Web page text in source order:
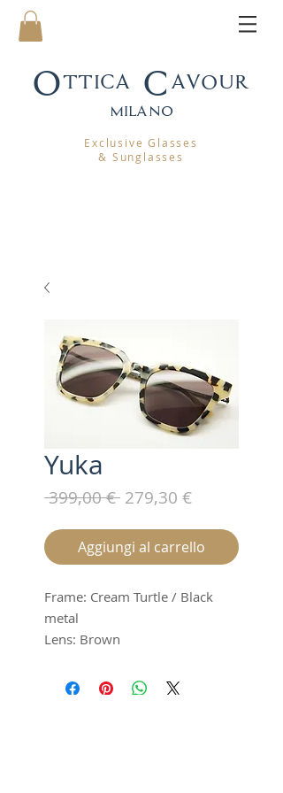
Ottica Cavour
milano
Exclusive Glasses
& Sunglasses
Yuka
399,00 € Prezzo
279,30 €Prezzo
Aggiungi al carrello
Frame: Cream Turtle / Black
metal
Lens: Brown